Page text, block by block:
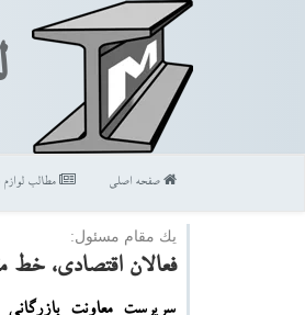
صفحه اصلی مطالب لوازم
یك مقام مسئول:
فعالان اقتصادی،
سرپرست معاونت